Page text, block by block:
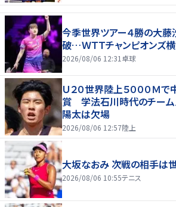
今季世界ツアー４勝の大藤
破…ＷＴＴチャンピオンズ
2026/08/06 12:31 卓球
Ｕ２０世界陸上５０００Ｍ
賞 学法石川時代のチーム
陽太は欠場
2026/08/06 12:57陸上
大坂なおみ 次戦の相手は
2026/08/06 10:55テニス